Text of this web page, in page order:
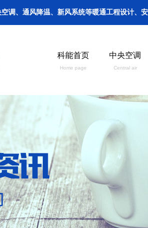
调、通风降温、新风系统等暖通工程设计、
科能首页
Home page
中央空调
Central air